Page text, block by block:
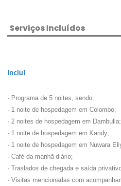
Serviços Incluídos
Inclui
· Programa de 5 noites, sendo:
· 1 noite de hospedagem em Colombo;
· 2 noites de hospedagem em Dambulla;
· 1 noite de hospedagem em Kandy;
· 1 noite de hospedagem em Nuwara
· Café da manhã diário;
· Traslados de chegada e saída
· Visitas mencionadas com